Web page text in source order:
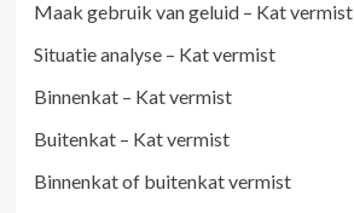
Maak gebruik van geluid – Kat vermist
Situatie analyse – Kat vermist
Binnenkat – Kat vermist
Buitenkat – Kat vermist
Binnenkat of buitenkat vermist